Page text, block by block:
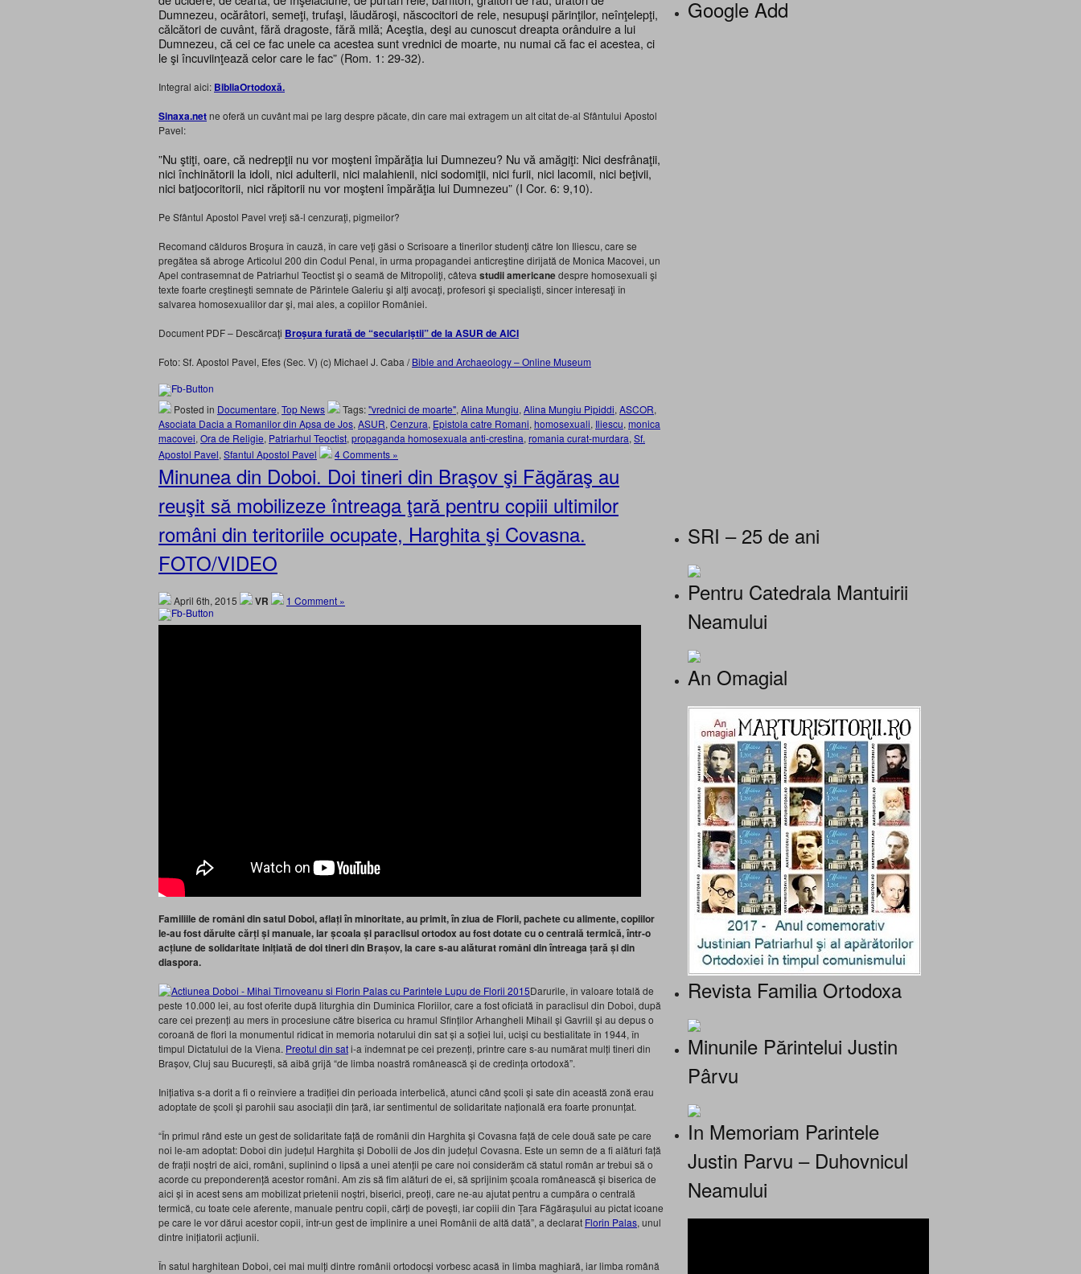
Dumnezeu, ocărâtori, semeţi, trufaşi, lăudăroşi, născocitori de rele, nesupuşi părinţilor, neînţelepţi,
călcători de cuvânt, fără dragoste, fără milă; Aceştia, deşi au cunoscut dreapta orânduire a lui
Dumnezeu, că cei ce fac unele ca acestea sunt vrednici de moarte, nu numai că fac ei acestea, ci
le şi încuviinţează celor care le fac” (Rom. 1: 29-32).
Integral aici: BibliaOrtodoxă.
Sinaxa.netne oferă un cuvânt mai pe larg despre păcate, din care mai extragem un alt citat de-al Sfântului Apostol
Pavel:
”Nu ştiţi, oare, că nedrepţii nu vor moşteni împărăţia lui Dumnezeu? Nu vă amăgiţi: Nici desfrânaţii,
nici închinătorii la idoli, nici adulterii, nici malahienii, nici sodomiţii, nici furii, nici lacomii, nici beţivii,
nici batjocoritorii, nici răpitorii nu vor moşteni împărăţia lui Dumnezeu” (I Cor. 6: 9,10).
Pe Sfântul Apostol Pavel vreţi să-l cenzuraţi, pigmeilor?
Recomand călduros Broşura în cauză, în care veţi găsi o Scrisoare a tinerilor studenţi către Ion Iliescu, care se
pregătea să abroge Articolul 200 din Codul Penal, în urma propagandei anticreştine dirijată de Monica Macovei, un
Apel contrasemnat de Patriarhul Teoctist şi o seamă de Mitropoliţi, câteva studii americanedespre homosexuali şi
texte foarte creştineşti semnate de Părintele Galeriu şi alţi avocaţi, profesori şi specialişti, sincer interesaţi în
salvarea homosexualilor dar şi, mai ales, a copiilor României.
Document PDF – Descărcaţi Broşura furată de “seculariştii” de la ASUR de AICI
Foto: Sf. Apostol Pavel, Efes (Sec. V) (c) Michael J. Caba /Bible and Archaeology – Online Museum
Posted in Documentare, Top News Tags:"vrednici de moarte", Alina Mungiu, Alina Mungiu Pipiddi, ASCOR,
Asociata Dacia a Romanilor din Apsa de Jos, ASUR, Cenzura, Epistola catre Romani, homosexuali, Iliescu, monica
macovei, Ora de Religie, Patriarhul Teoctist, propaganda homosexuala anti-crestina, romania curat-murdara, Sf.
Apostol Pavel, Sfantul Apostol Pavel 4 Comments »
Minunea din Doboi. Doi tineri din Braşov şi Făgăraş au
reuşit să mobilizeze întreaga ţară pentru copiii ultimilor
români din teritoriile ocupate, Harghita şi Covasna.
FOTO/VIDEO
April 6th, 2015 VR 1 Comment »
Familiile de români din satul Doboi, aflați în minoritate, au primit, în ziua de Florii, pachete cu alimente, copiilor
le-au fost dăruite cărți și manuale, iar școala și paraclisul ortodox au fost dotate cu o centrală termică, într-o
acțiune de solidaritate inițiată de doi tineri din Brașov, la care s-au alăturat români din întreaga țară și din
diaspora.
Darurile, în valoare totală de
peste 10.000 lei, au fost oferite după liturghia din Duminica Floriilor, care a fost oficiată în paraclisul din Doboi, după
care cei prezenți au mers în procesiune către biserica cu hramul Sfinților Arhangheli Mihail și Gavriil și au depus o
coroană de flori la monumentul ridicat în memoria notarului din sat și a soției lui, uciși cu bestialitate în 1944, în
timpul Dictatului de la Viena. Preotul din sati-a îndemnat pe cei prezenți, printre care s-au numărat mulți tineri din
Brașov, Cluj sau București, să aibă grijă “de limba noastră românească și de credința ortodoxă”.
Inițiativa s-a dorit a fi o reînviere a tradiției din perioada interbelică, atunci când școli și sate din această zonă erau
adoptate de școli și parohii sau asociații din țară, iar sentimentul de solidaritate națională era foarte pronunțat.
“În primul rând este un gest de solidaritate față de românii din Harghita și Covasna față de cele două sate pe care
noi le-am adoptat: Doboi din județul Harghita și Dobolii de Jos din județul Covasna. Este un semn de a fi alături față
de frații noștri de aici, români, suplinind o lipsă a unei atenții pe care noi considerăm că statul român ar trebui să o
acorde cu preponderență acestor români. Am zis să fim alături de ei, să sprijinim școala românească și biserica de
aici și în acest sens am mobilizat prietenii noștri, biserici, preoți, care ne-au ajutat pentru a cumpăra o centrală
termică, cu toate cele aferente, manuale pentru copii, cărți de povești, iar copiii din Țara Făgărașului au pictat icoane
pe care le vor dărui acestor copii, într-un gest de împlinire a unei Românii de altă dată”, a declarat Florin Palas, unul
dintre inițiatorii acțiunii.
În satul harghitean Doboi, cei mai mulți dintre românii ortodocși vorbesc acasă în limba maghiară, iar limba română
Google Add
SRI – 25 de ani
Pentru Catedrala Mantuirii
Neamului
An Omagial
Revista Familia Ortodoxa
Minunile Părintelui Justin
Pârvu
In Memoriam Parintele
Justin Parvu – Duhovnicul
Neamului